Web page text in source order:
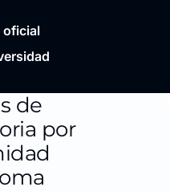
oficial
de
por